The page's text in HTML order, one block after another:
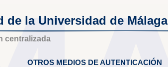
de la Universidad de Málaga
centralizada
OTROS MEDIOS DE AUTENTICACIÓN